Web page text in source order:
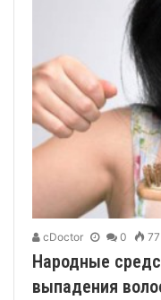
cDoctor 0 77
Народные
выпадения